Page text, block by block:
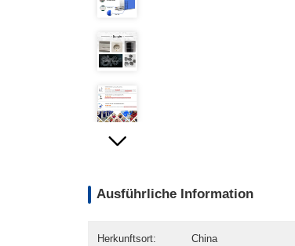
Ausführliche Information
Herkunftsort: China